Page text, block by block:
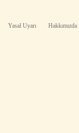
Yasal Uyarı Hakkımızda